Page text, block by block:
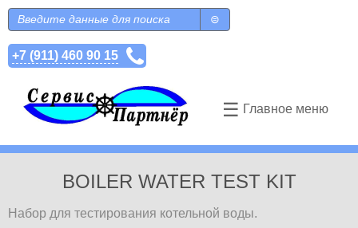
Перейти к основному содержанию
Форма поиска
Поиск
+7 (911) 460 90 15
☰ Главное меню
BOILER WATER TEST KIT
Набор для тестирования котельной воды.